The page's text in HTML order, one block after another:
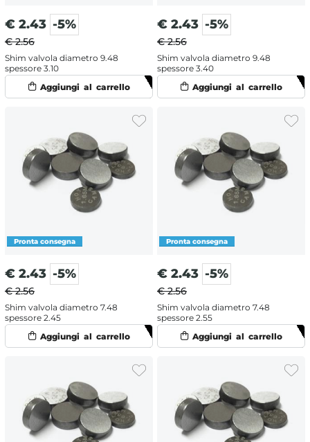
€ 2.43 -5%
€ 2.56
Shim valvola diametro 9.48
spessore 3.10
€ 2.43 -5%
€ 2.56
Shim valvola diametro 9.48
spessore 3.40
€ 2.43 -5%
€ 2.56
Shim valvola diametro 7.48
spessore 2.45
€ 2.43 -5%
€ 2.56
Shim valvola diametro 7.48
spessore 2.55